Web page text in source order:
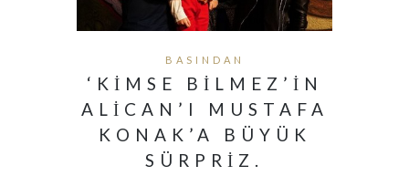
BASINDAN
‘KIMSE BILMEZ’IN
ALICAN’I MUSTAFA
KONAK’A BÜYÜK
SÜRPRIZ.